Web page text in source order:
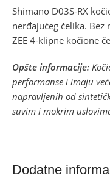
Shimano D03S-RX
nerđajućeg čelika. Bez
ZEE 4-klipne kočione
Opšte informacije:
performanse i imaju
napravljenih od
suvim i mokrim
Dodatne